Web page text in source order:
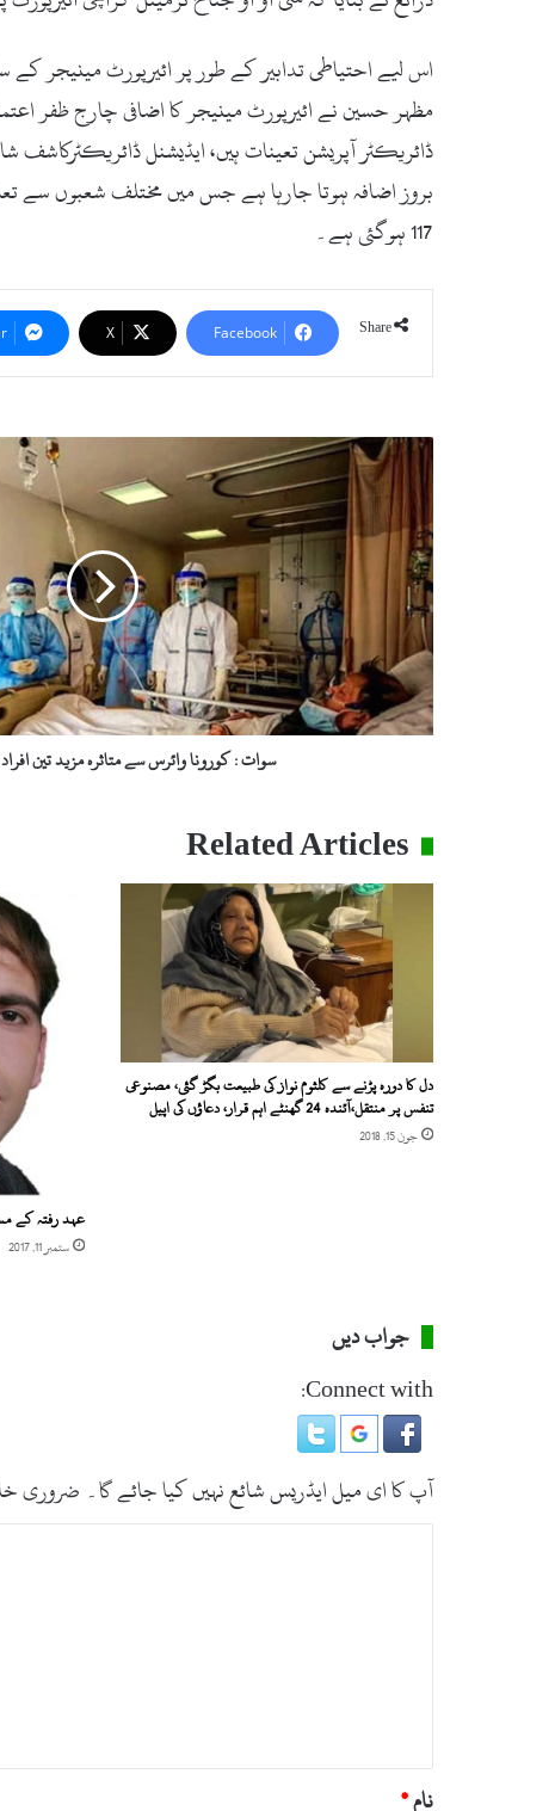
اس لیے احتیاطی تدابیر کے طور پر ائیرپورٹ مینیجر کے
مظہر حسین نے ائیرپورٹ مینیجر کا اضافی چارج ظفر
ڈائریکٹر آپریشن تعینات ہیں، ایڈیشنل
117 ہوگئی ہے۔
Share
Facebook
X
سوات
:
کورونا
وائرس
سے
متاثرہ
مزید
تین
افراد
صحت
یاب
سوات : کورونا وائرس سے متاثرہ مزید تین
Related Articles
دل کا دورہ پڑنے سے کلثوم نواز کی طبیعت بگڑ گئی، مصنوعی
تنفس پر منتقل،آئندہ 24 گھنٹے اہم قرار، دعاؤں کی اپیل
جون 15, 2018
عہد رفتہ کے
ستمبر 11, 2017
جواب دیں
Connect with:
آپ کا ای میل ایڈریس شائع نہیں کیا جائے گا۔ ضروری
نام*